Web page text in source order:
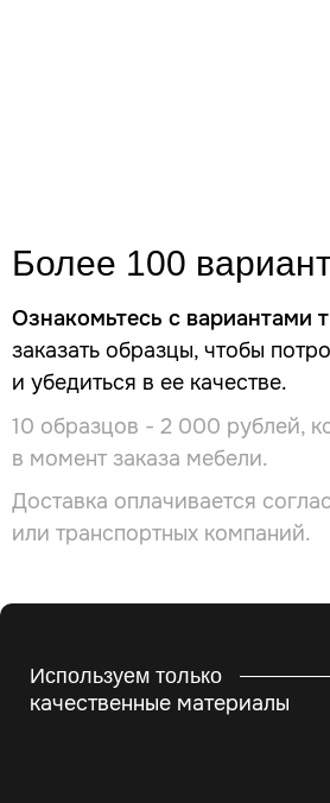
Более 100
Ознакомьтесь с вариантами
заказать образцы, чтобы
и убедиться в ее качестве.
10 образцов - 2 000 рублей,
в момент заказа мебели.
Доставка оплачивается
или транспортных компаний.
Используем только
качественные материалы